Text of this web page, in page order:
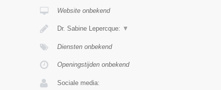
Website onbekend
Dr. Sabine Lepercque: ▼
Diensten onbekend
Openingstijden onbekend
Sociale media: